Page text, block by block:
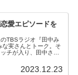
愛エピソードを
TBSラジオ『田中み
実さんとトーク。そ
チが入り、田中さん
2023.12.23